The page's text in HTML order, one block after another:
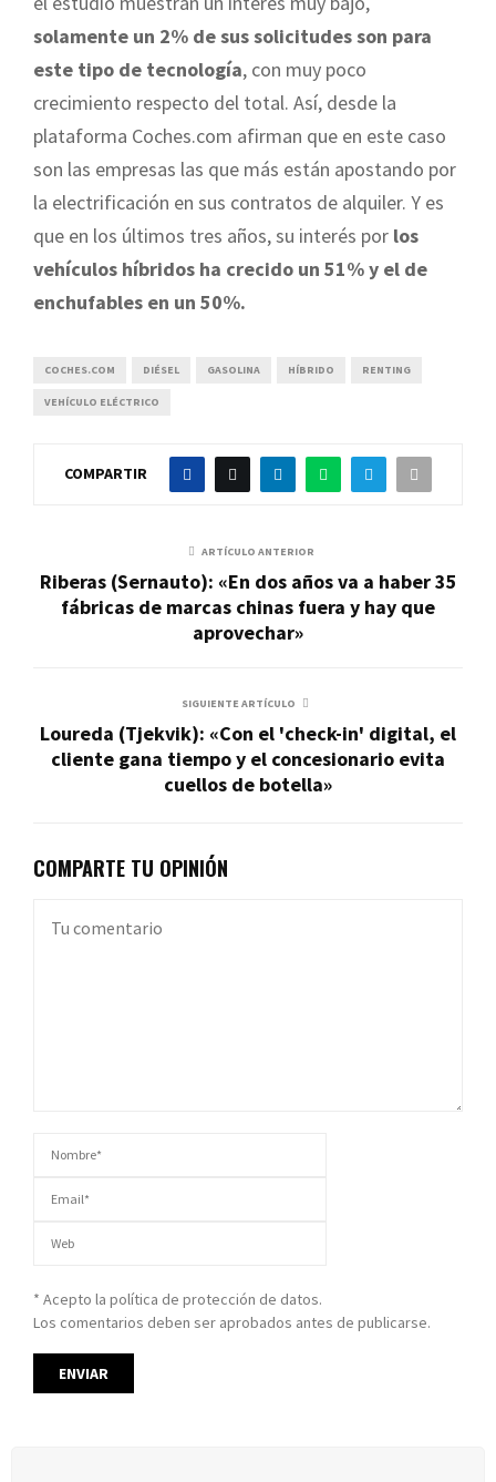
solamente un 2% de sus solicitudes son para
este tipo de tecnología, con muy poco
crecimiento respecto del total. Así, desde la
plataforma Coches.com afirman que en este caso
son las empresas las que más están apostando por
la electrificación en sus contratos de alquiler. Y es
que en los últimos tres años, su interés por los
vehículos híbridos ha crecido un 51% y el de
enchufables en un 50%.
COCHES.COM DIÉSEL GASOLINA HÍBRIDO RENTING
VEHÍCULO ELÉCTRICO
COMPARTIR
ARTÍCULO ANTERIOR
Riberas (Sernauto): «En dos años va a haber 35
fábricas de marcas chinas fuera y hay que
aprovechar»
SIGUIENTE ARTÍCULO
Loureda (Tjekvik): «Con el 'check-in' digital, el
cliente gana tiempo y el concesionario evita
cuellos de botella»
COMPARTE TU OPINIÓN
* Acepto la política de protección de datos.
Los comentarios deben ser aprobados antes de publicarse.